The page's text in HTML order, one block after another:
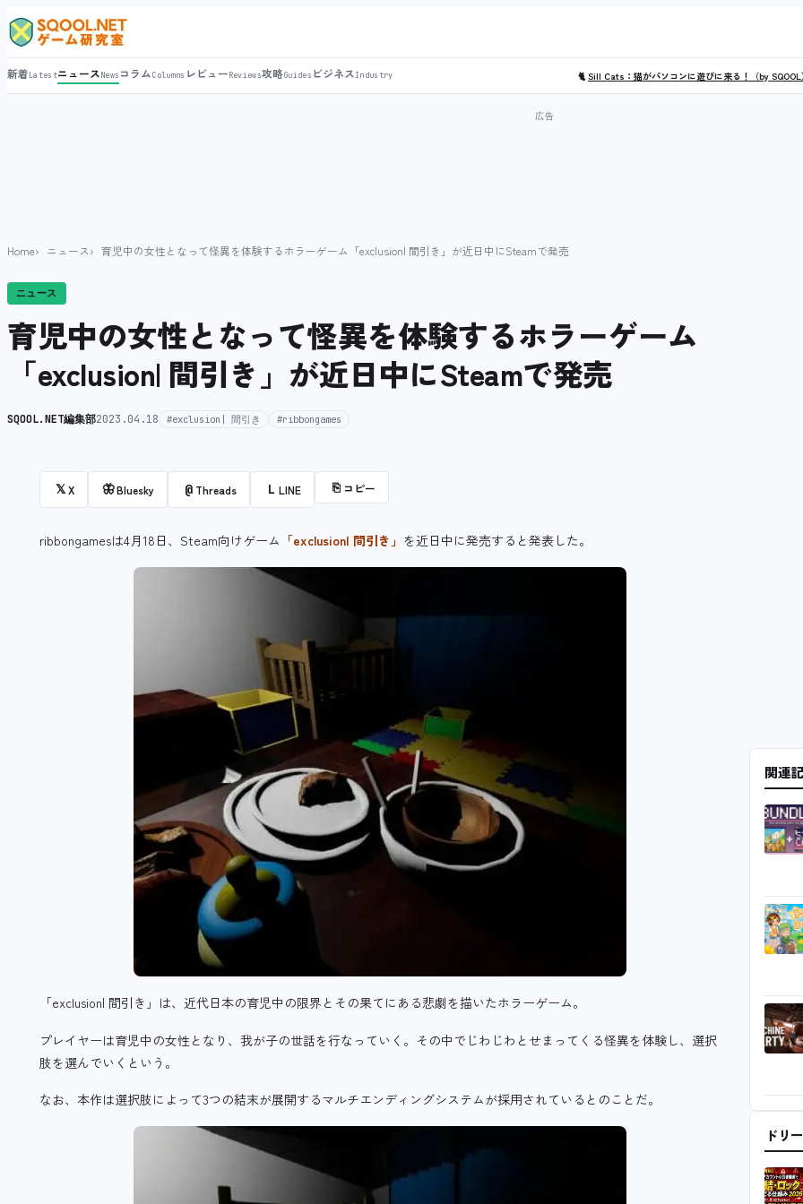
新着LatestニュースNews コラムColumns レビューReviews攻略Guides ビジネスIndustry 🐈Sill Cats：猫がパソコンに遊びに来る！（by
Home ニュース 育児中の女性となって怪異を体験するホラーゲーム「exclusion| 間引き」が近日中にSteamで発売
ニュース
育児中の女性となって怪異を体験するホラーゲーム
「exclusion| 間引き」が近日中にSteamで発売
SQOOL.NET編集部2023.04.18 #exclusion| 間引き #ribbongames
𝕏X 🦋Bluesky @ Threads L LINE ⎘ コピー
ribbongamesは4月18日、Steam向けゲーム 「exclusion| 間引き」 を近日中に発売すると発表した。
「exclusion| 間引き」は、近代日本の育児中の限界とその果てにある悲劇を描いたホラーゲーム。
プレイヤーは育児中の女性となり、我が子の世話を行なっていく。 その中でじわじわとせまってくる怪異を体験し、選択
肢を選んでいくという。
なお、本作は選択肢によって3つの結末が展開するマルチエンディングシステムが採用されているとのことだ。
関連
ドリ